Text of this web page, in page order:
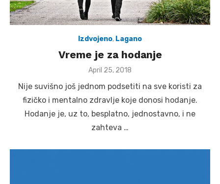
Izdvojeno, Lagano
Vreme je za hodanje
Posted
April 25, 2018
Nije suvišno još jednom podsetiti na sve koristi za
fizičko i mentalno zdravlje koje donosi hodanje.
Hodanje je, uz to, besplatno, jednostavno, i ne
zahteva …